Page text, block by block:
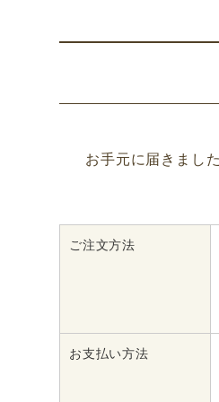
お手元に届きまし
ご注文方法
お支払い方法